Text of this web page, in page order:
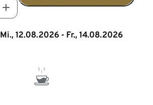
Mi., 12.08.2026 - Fr., 14.08.2026